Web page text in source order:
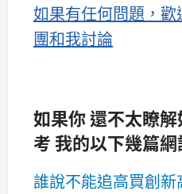
如果有任何問題，
團和我討論
如果你 還不太瞭
考 我的以下幾篇網
誰說不能追高買創新